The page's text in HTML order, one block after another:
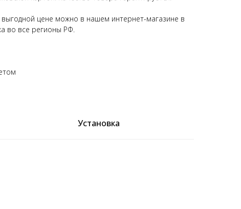
выгодной цене можно в нашем интернет-магазине в
во все регионы РФ.
Установка